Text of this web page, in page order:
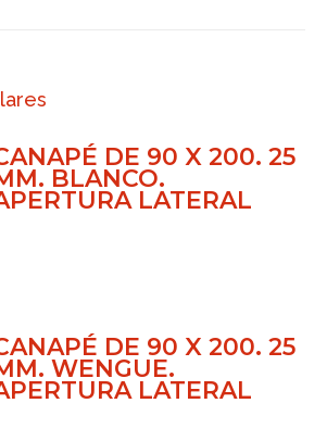
DE 90 X 200. 25
BLANCO.
LATERAL
DE 90 X 200. 25
WENGUE.
LATERAL